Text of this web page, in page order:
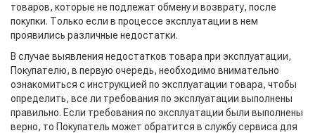
товаров, которые не подлежат обмену и возврату, после
покупки. Только если в процессе эксплуатации в нем
проявились различные недостатки.
В случае выявления недостатков товара при эксплуатации,
Покупателю, в первую очередь, необходимо внимательно
ознакомиться с инструкцией по эксплуатации товара, чтобы
определить, все ли требования по эксплуатации выполнены
правильно. Если требования по эксплуатации были выполнены
верно, то Покупатель может обратится в службу сервиса для